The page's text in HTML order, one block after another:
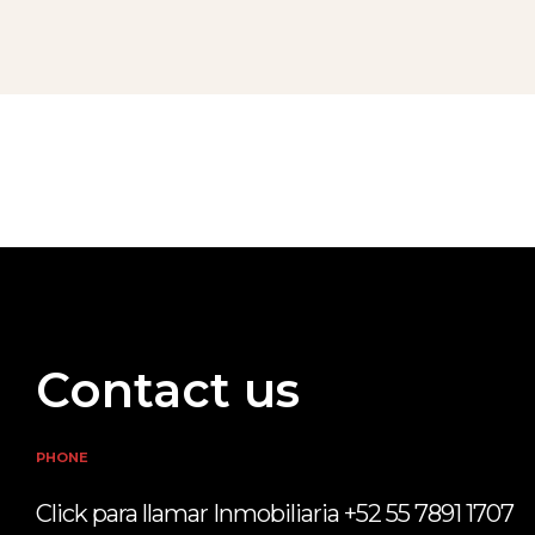
Contact us
PHONE
Click para llamar Inmobiliaria +52 55 7891 1707